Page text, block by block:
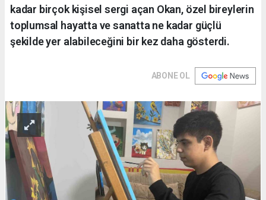
kadar birçok kişisel sergi açan Okan, özel bireylerin
toplumsal hayatta ve sanatta ne kadar güçlü
şekilde yer alabileceğini bir kez daha gösterdi.
ABONE OL